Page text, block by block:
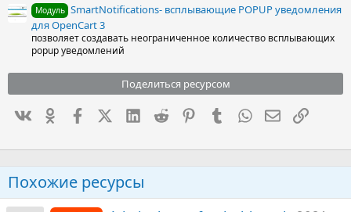
Модуль SmartNotifications- всплывающие POPUP уведомления
для OpenCart 3
позволяет создавать неограниченное количество всплывающих
popup уведомлений
Поделиться ресурсом
ВконтактеОдноклассники
FacebookX (Twitter)LinkedIn
Reddit PinterestTumblrWhatsAppСсылка
Похожие ресурсы